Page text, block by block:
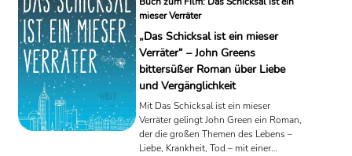
mieser Verräter
„Das Schicksal ist ein mieser
Verräter“ – John Greens
bittersüßer Roman über Liebe
und Vergänglichkeit
Mit Das Schicksal ist ein mieser
Verräter gelingt John Green ein Roman,
der die großen Themen des Lebens –
Liebe, Krankheit, Tod – mit einer